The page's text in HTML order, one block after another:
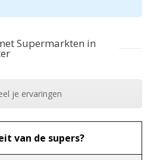
Supermarkten in
je ervaringen
van de supers?